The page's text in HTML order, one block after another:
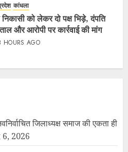
कांधला
निकासी को लेकर दो पक्ष भिड़े, दंपति
और आरोपी पर कार्रवाई की मांग
HOURS AGO
जिलाध्यक्ष समाज की एकता ही
2026